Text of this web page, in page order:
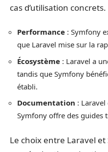
cas d’utilisation concrets.
Performance : Symfony
que Laravel mise sur la
Écosystème : Laravel a
tandis que Symfony
établi.
Documentation :
Symfony offre des guides
Le choix entre Laravel